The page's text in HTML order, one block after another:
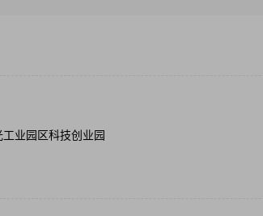
业园区科技创业园